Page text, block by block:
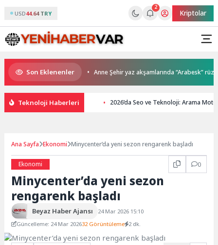
USD44.64 TRY
2
Kriptolar
Son Eklenenler
sahiplerini buldu Anne Şehir yaz akşamlarında “Arabesk” rüzgârı
Teknoloji Haberleri 2026’da Seo ve Teknoloji: Arama
Ana Sayfa Ekonomi Minycenter’da yeni sezon rengarenk başladı
Ekonomi 0
Minycenter’da yeni sezon
rengarenk başladı
Beyaz Haber Ajansı
24 Mar 2026 15:10
Güncelleme: 24 Mar 202632 Görüntüleme 2 dk.